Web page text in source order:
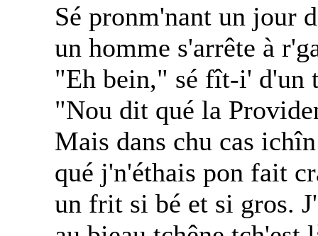
Sé pronm'nant un jour
un homme s'arrête à
"Eh bein," sé fît-i' d'un
"Nou dit qué la
Mais dans chu cas
qué j'n'éthais pon fait
un frit si bé et si gros.